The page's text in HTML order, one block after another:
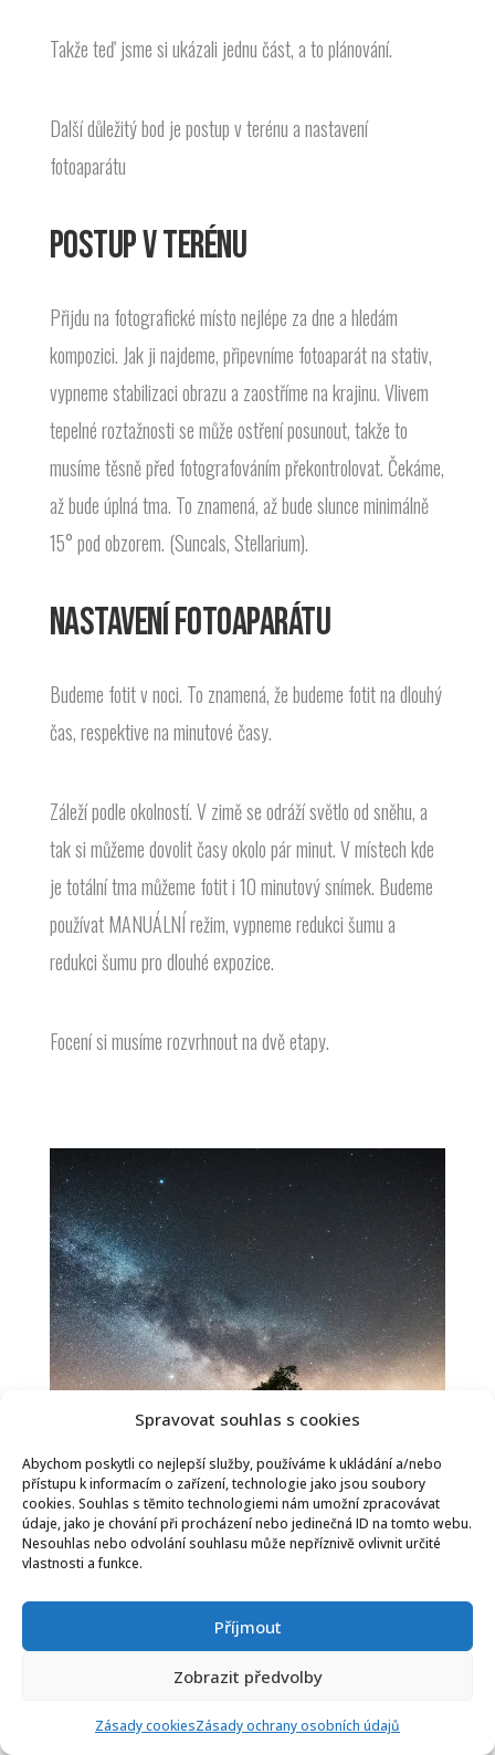
Spravovat souhlas s cookies
Abychom poskytli co nejlepší služby, používáme k ukládání a/nebo
přístupu k informacím o zařízení, technologie jako jsou soubory
cookies. Souhlas s těmito technologiemi nám umožní zpracovávat
údaje, jako je chování při procházení nebo jedinečná ID na tomto webu.
Nesouhlas nebo odvolání souhlasu může nepříznivě ovlivnit určité
vlastnosti a funkce.
Příjmout
Zobrazit předvolby
Zásady cookiesZásady ochrany osobních údajů
Takže teď jsme si ukázali jednu část, a to plánování.
Další důležitý bod je postup v terénu a nastavení
fotoaparátu
POSTUP V TERÉNU
Přijdu na fotografické místo nejlépe za dne a hledám
kompozici. Jak ji najdeme, připevníme fotoaparát na stativ,
vypneme stabilizaci obrazu a zaostříme na krajinu. Vlivem
tepelné roztažnosti se může ostření posunout, takže to
musíme těsně před fotografováním překontrolovat. Čekáme,
až bude úplná tma. To znamená, až bude slunce minimálně
15° pod obzorem. (Suncals, Stellarium).
NASTAVENÍ FOTOAPARÁTU
Budeme fotit v noci. To znamená, že budeme fotit na dlouhý
čas, respektive na minutové časy.
Záleží podle okolností. V zimě se odráží světlo od sněhu, a
tak si můžeme dovolit časy okolo pár minut. V místech kde
je totální tma můžeme fotit i 10 minutový snímek. Budeme
používat MANUÁLNÍ režim, vypneme redukci šumu a
redukci šumu pro dlouhé expozice.
Focení si musíme rozvrhnout na dvě etapy.